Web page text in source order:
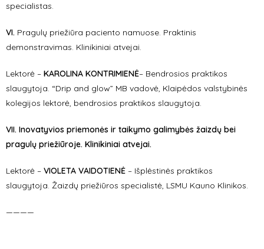
specialistas.
VI. Pragulų priežiūra paciento namuose. Praktinis
demonstravimas. Klinikiniai atvejai.
Lektorė – KAROLINA KONTRIMIENĖ– Bendrosios praktikos
slaugytoja. “Drip and glow” MB vadovė, Klaipėdos valstybinės
kolegijos lektorė, bendrosios praktikos slaugytoja.
VII. Inovatyvios priemonės ir taikymo galimybės žaizdų bei
pragulų priežiūroje. Klinikiniai atvejai.
Lektorė – VIOLETA VAIDOTIENĖ – Išplėstinės praktikos
slaugytoja. Žaizdų priežiūros specialistė, LSMU Kauno Klinikos.
————